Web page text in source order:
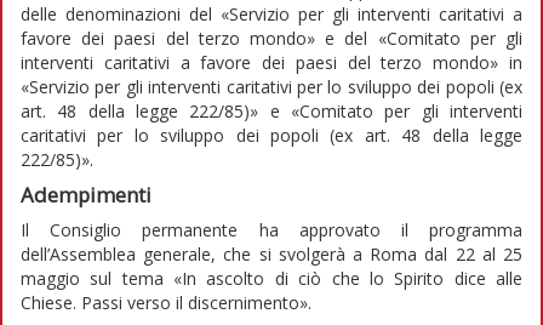
delle denominazioni del «Servizio per gli interventi caritativi a
favore dei paesi del terzo mondo» e del «Comitato per gli
interventi caritativi a favore dei paesi del terzo mondo» in
«Servizio per gli interventi caritativi per lo sviluppo dei popoli (ex
art. 48 della legge 222/85)» e «Comitato per gli interventi
caritativi per lo sviluppo dei popoli (ex art. 48 della legge
222/85)».
Adempimenti
Il Consiglio permanente ha approvato il programma
dell’Assemblea generale, che si svolgerà a Roma dal 22 al 25
maggio sul tema «In ascolto di ciò che lo Spirito dice alle
Chiese. Passi verso il discernimento».